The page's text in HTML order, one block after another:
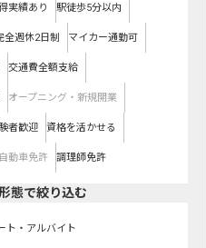
実績あり 駅徒歩5分以内
全週休2日制 マイカー通勤可
交通費全額支給
オープニング・新規開業
者歓迎 資格を活かせる
動車免許 調理師免許
態で絞り込む
ト・アルバイト